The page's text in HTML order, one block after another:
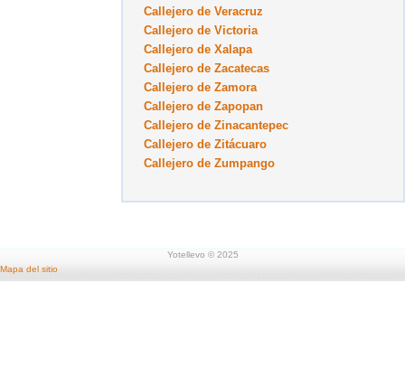
Callejero de Veracruz
Callejero de Victoria
Callejero de Xalapa
Callejero de Zacatecas
Callejero de Zamora
Callejero de Zapopan
Callejero de Zinacantepec
Callejero de Zitácuaro
Callejero de Zumpango
Yotellevo © 2025
Mapa del sitio